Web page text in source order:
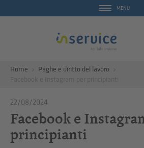
MENU
Home
Paghe e diritto del lavoro
22/08/2024
Facebook e
principianti